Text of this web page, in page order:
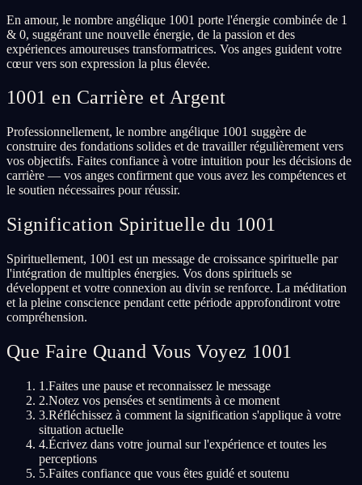
En amour, le nombre angélique 1001 porte l'énergie combinée de 1
& 0, suggérant une nouvelle énergie, de la passion et des
expériences amoureuses transformatrices. Vos anges guident votre
cœur vers son expression la plus élevée.
1001 en Carrière et Argent
Professionnellement, le nombre angélique 1001 suggère de
construire des fondations solides et de travailler régulièrement vers
vos objectifs. Faites confiance à votre intuition pour les décisions de
carrière — vos anges confirment que vous avez les compétences et
le soutien nécessaires pour réussir.
Signification Spirituelle du 1001
Spirituellement, 1001 est un message de croissance spirituelle par
l'intégration de multiples énergies. Vos dons spirituels se
développent et votre connexion au divin se renforce. La méditation
et la pleine conscience pendant cette période approfondiront votre
compréhension.
Que Faire Quand Vous Voyez 1001
1.Faites une pause et reconnaissez le message
2.Notez vos pensées et sentiments à ce moment
3.Réfléchissez à comment la signification s'applique à votre
situation actuelle
4.Écrivez dans votre journal sur l'expérience et toutes les
perceptions
5.Faites confiance que vous êtes guidé et soutenu